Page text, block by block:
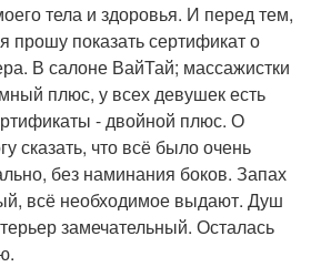
тела и здоровья. И перед тем,
прошу показать сертификат о
В салоне ВайТай; массажистки
плюс, у всех девушек есть
- двойной плюс. О
сказать, что всё было очень
без наминания боков. Запах
всё необходимое выдают. Душ
замечательный. Осталась